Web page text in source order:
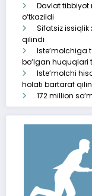
Davlat
o‘tkazildi
Sifatsiz
qilindi
bo‘lgan huquqlari
Iste’molchi
holati bartaraf
172 million